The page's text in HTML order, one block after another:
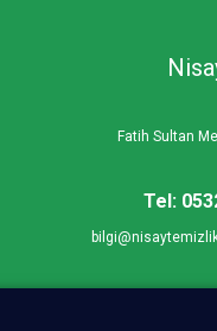
Fatih Sultan
Tel: